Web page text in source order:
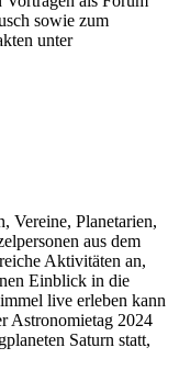
sowie zum
unter
Vereine, Planetarien,
aus dem
Aktivitäten an,
Einblick in die
live erleben kann
Astronomietag 2024
Saturn statt,